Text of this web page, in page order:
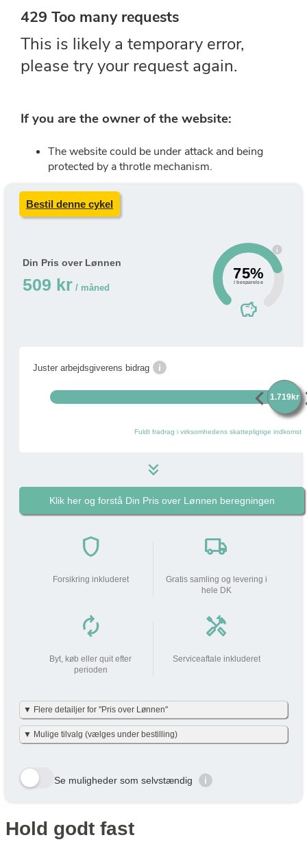
Bestil denne cykel
Din Pris over Lønnen
509 kr / måned
i
75%
i besparelse
savings
Juster arbejdsgiverens bidrag i
chevron_left1.719kr
Fuldt fradrag i virksomhedens skattepligtige indkomst
keyboard_double_arrow_down
1.719 kr
do_not_disturb_on
Beskatning (lidt som fri mobil) 509 kr
Klik her og forstå Din Pris over Lønnen beregningen
shield
Forsikring inkluderet
local_shipping
Gratis samling og levering i
hele DK
autorenew
Byt, køb eller quit efter
perioden
handyman
Serviceaftale inkluderet
▼ Flere detailjer for "Pris over Lønnen"
Vi har gjort det enkelt og har allerede lavet beregningerne for dig i
nettoudgiften + skat pr. måned – det er baseret på nettoskat + evt.
skatteprocent på 40 % og uden am-bidrag, som man ikke skal
betale ved cykel over lønnen. (effektiv skatteprocent: 32%). Skatten
kan variere en smule efter personlig skatteprocent.
År Skat/måned
▼ Mulige tilvalg (vælges under bestilling)
gule bestil knap og se alle tilvalg du kan vælge til denne cykel
Row 3, Cell 1
Se muligheder som selvstændig i
Hold godt fast